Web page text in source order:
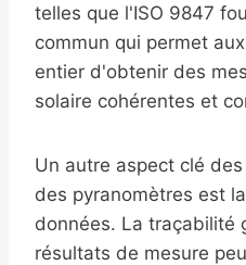
telles que l'ISO 9847
commun qui permet
entier d'obtenir des
solaire cohérentes et
Un autre aspect clé
des pyranomètres est
données. La traçabilité
résultats de mesure